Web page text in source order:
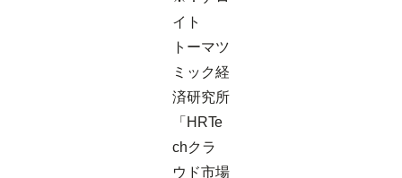
イト
トーマツ
ミック経
済研究所
「HRTe
chクラ
ウド市場